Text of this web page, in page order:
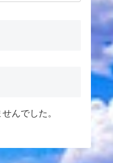
んでした。